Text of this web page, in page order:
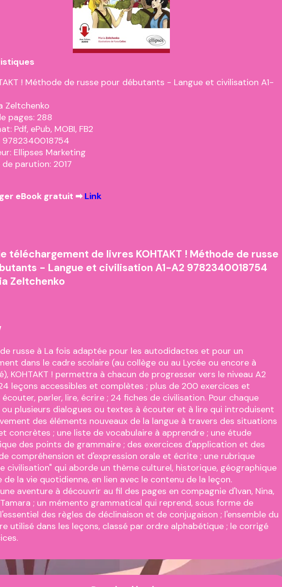
! Méthode de russe pour débutants - Langue et civilisation A1-
Zeltchenko
pages: 288
Pdf, ePub, MOBI, FB2
9782340018754
Ellipses Marketing
parution: 2017
eBook gratuit ➡ Link
téléchargement de livres KOHTAKT ! Méthode de russe
- Langue et civilisation A1-A2 9782340018754
Zeltchenko
russe à La fois adaptée pour les autodidactes et pour un
dans le cadre scolaire (au collège ou au Lycée ou encore à
KOHTAKT ! permettra à chacun de progresser vers le niveau A2
leçons accessibles et complètes ; plus de 200 exercices et
parler, lire, écrire ; 24 fiches de civilisation. Pour chaque
ou plusieurs dialogues ou textes à écouter et à lire qui introduisent
des éléments nouveaux de la langue à travers des situations
concrètes ; une liste de vocabulaire à apprendre ; une étude
des points de grammaire ; des exercices d'application et des
compréhension et d'expression orale et écrite ; une rubrique
civilisation" qui aborde un thème culturel, historique, géographique
de la vie quotidienne, en lien avec le contenu de la leçon.
aventure à découvrir au fil des pages en compagnie d'Ivan, Nina,
; un mémento grammatical qui reprend, sous forme de
des règles de déclinaison et de conjugaison ; l'ensemble du
utilisé dans les leçons, classé par ordre alphabétique ; le corrigé